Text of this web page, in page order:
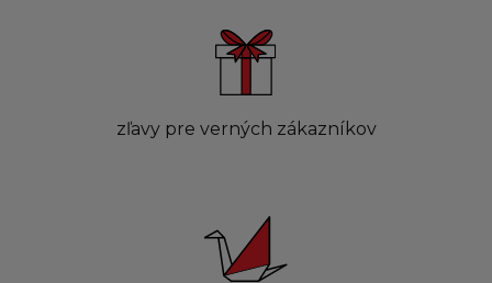
zľavy pre verných zákazníkov